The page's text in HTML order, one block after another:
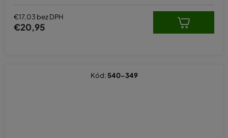
€17,03 bez DPH
€20,95
Kód: 540-349